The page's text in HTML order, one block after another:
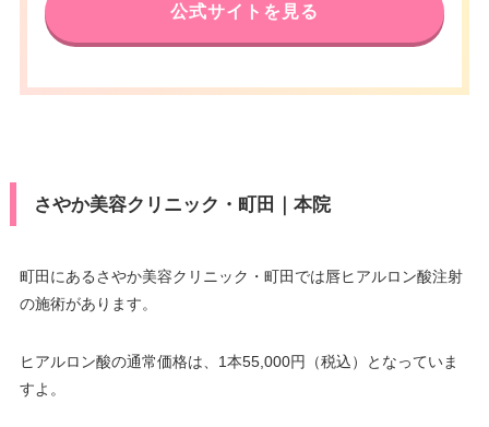
公式サイトを見る
さやか美容クリニック・町田｜本院
町田にあるさやか美容クリニック・町田では唇ヒアルロン酸注射
の施術があります。
ヒアルロン酸の通常価格は、1本55,000円（税込）となっていま
すよ。